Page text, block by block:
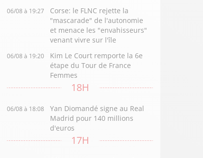
06/08 à 19:27
Corse: le FLNC rejette la
"mascarade" de l'autonomie
et menace les "envahisseurs"
venant vivre sur l'île
06/08 à 19:20
Kim Le Court remporte la 6e
étape du Tour de France
Femmes
18H
06/08 à 18:08
Yan Diomandé signe au Real
Madrid pour 140 millions
d'euros
17H